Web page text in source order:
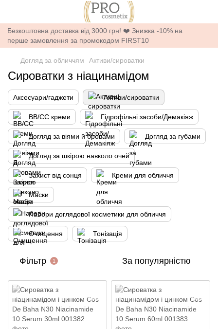
Безкоштовна доставка від 3000 грн! ❤️ Знижка -10% на
перше замовлення за промокодом FIRST10
Догляд за обличчям Активи/сироватки
Сироватки з ніацинамідом
Аксесуари/гаджети Активи/сироватки
BB/CC креми Гідрофільні засоби/Демакіяж
Догляд за віями й бровами Догляд за губами
Догляд за шкірою навколо очей
Захист від сонця Креми для обличчя
Маски
Набори доглядової косметики для обличчя
Очищення Тонізація
Фільтр 1 За популярністю